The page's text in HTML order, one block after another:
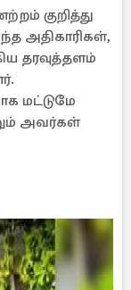
குறித்து
அதிகாரிகள்,
தரவுத்தளம்
மட்டுமே
அவர்கள்